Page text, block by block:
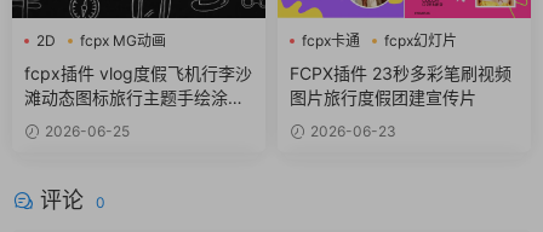
2D
fcpx MG动画
fcpx卡通
fcpx插件 vlog度假飞机行李沙
滩动态图标旅行主题手绘涂鸦
包 2026-06-25
fcpx卡通
fcpx幻灯片
fcpx视频开场
FCPX插件 23秒多彩笔刷视频
图片旅行度假团建宣传片
2026-06-23
评论 0